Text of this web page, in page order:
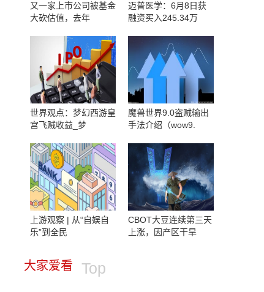
又一家上市公司被基金
大砍估值，去年
迈普医学：6月8日获
融资买入245.34万
世界观点：梦幻西游皇
宫飞贼收益_梦
魔兽世界9.0盗贼输出
手法介绍（wow9.
上游观察 | 从“自娱自
乐”到全民
CBOT大豆连续第三天
上涨，因产区干旱
大家爱看 Top